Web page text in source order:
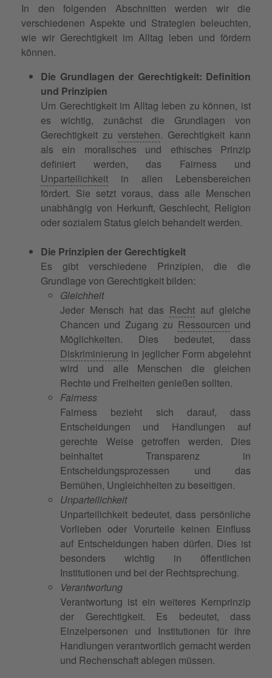
In den folgenden Abschnitten werden wir die
verschiedenen Aspekte und Strategien beleuchten,
wie wir Gerechtigkeit im Alltag leben und fördern
können.
Die Grundlagen der Gerechtigkeit: Definition
und Prinzipien
Um Gerechtigkeit im Alltag leben zu können, ist
es wichtig, zunächst die Grundlagen von
Gerechtigkeit zu verstehen. Gerechtigkeit kann
als ein moralisches und ethisches Prinzip
definiert werden, das Fairness und
Unparteilichkeit in allen Lebensbereichen
fördert. Sie setzt voraus, dass alle Menschen
unabhängig von Herkunft, Geschlecht, Religion
oder sozialem Status gleich behandelt werden.
Die Prinzipien der Gerechtigkeit
Es gibt verschiedene Prinzipien, die die
Grundlage von Gerechtigkeit bilden:
Gleichheit
Jeder Mensch hat das Recht auf gleiche
Chancen und Zugang zu Ressourcen und
Möglichkeiten. Dies bedeutet, dass
Diskriminierung in jeglicher Form abgelehnt
wird und alle Menschen die gleichen
Rechte und Freiheiten genießen sollten.
Fairness
Fairness bezieht sich darauf, dass
Entscheidungen und Handlungen auf
gerechte Weise getroffen werden. Dies
beinhaltet Transparenz in
Entscheidungsprozessen und das
Bemühen, Ungleichheiten zu beseitigen.
Unparteilichkeit
Unparteilichkeit bedeutet, dass persönliche
Vorlieben oder Vorurteile keinen Einfluss
auf Entscheidungen haben dürfen. Dies ist
besonders wichtig in öffentlichen
Institutionen und bei der Rechtsprechung.
Verantwortung
Verantwortung ist ein weiteres Kernprinzip
der Gerechtigkeit. Es bedeutet, dass
Einzelpersonen und Institutionen für ihre
Handlungen verantwortlich gemacht werden
und Rechenschaft ablegen müssen.